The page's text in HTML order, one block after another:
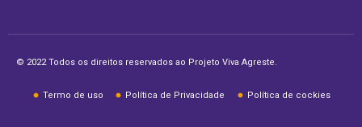
© 2022 Todos os direitos reservados ao Projeto Viva Agreste.
Termo de uso Política de Privacidade Política de cockies